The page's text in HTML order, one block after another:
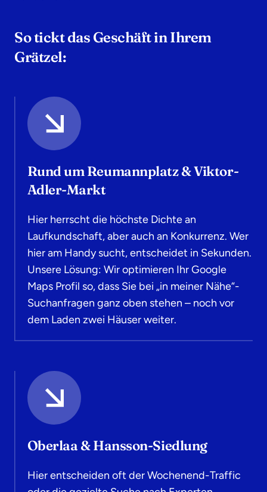
So tickt das Geschäft in Ihrem
Grätzel:
Rund um Reumannplatz & Viktor-
Adler-Markt
Hier herrscht die höchste Dichte an
Laufkundschaft, aber auch an Konkurrenz. Wer
hier am Handy sucht, entscheidet in Sekunden.
Unsere Lösung: Wir optimieren Ihr Google
Maps Profil so, dass Sie bei „in meiner Nähe“-
Suchanfragen ganz oben stehen – noch vor
dem Laden zwei Häuser weiter.
Oberlaa & Hansson-Siedlung
Hier entscheiden oft der Wochenend-Traffic